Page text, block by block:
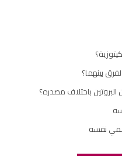
بينهما؟
باختلاف مصدره؟
نفسه